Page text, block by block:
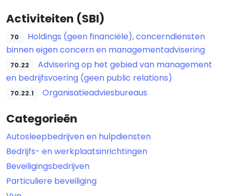
Activiteiten (SBI)
70
Holdings (geen financiële), concerndiensten
binnen eigen concern en managementadvisering
70.22
Advisering op het gebied van management
en bedrijfsvoering (geen public relations)
70.22.1 Organisatieadviesbureaus
Categorieën
Autosleepbedrijven en hulpdiensten
Bedrijfs- en werkplaatsinrichtingen
Beveiligingsbedrijven
Particuliere beveiliging